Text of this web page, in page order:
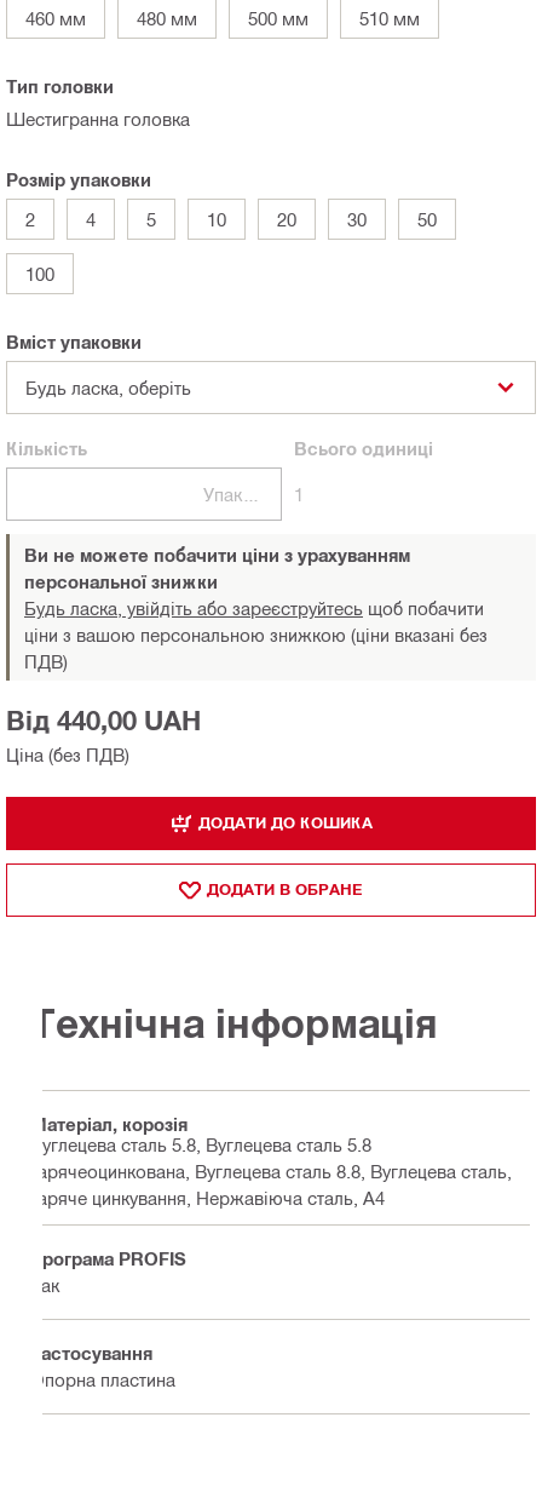
460 мм 480 мм 500 мм 510 мм
Тип головки
Шестигранна головка
Розмір упаковки
2
4 5 10 20 30 50
100
Вміст упаковки
Будь ласка, оберіть
Кількість
Упаковки
Всьогоодиниці
1
Ви не можете побачити ціни з урахуванням
персональної знижки
Будь ласка, увійдіть або зареєструйтесь щоб побачити
ціни з вашою персональною знижкою (ціни вказані без
ПДВ)
Ціна (без ПДВ)
Від 440,00 UAH
ДОДАТИ ДО КОШИКА
ДОДАТИ В ОБРАНЕ
Технічна інформація
Матеріал, корозія
Вуглецева сталь 5.8, Вуглецева сталь 5.8
гарячеоцинкована, Вуглецева сталь 8.8, Вуглецева сталь,
гаряче цинкування, Нержавіюча сталь, A4
Програма PROFIS
Так
Застосування
Опорна пластина